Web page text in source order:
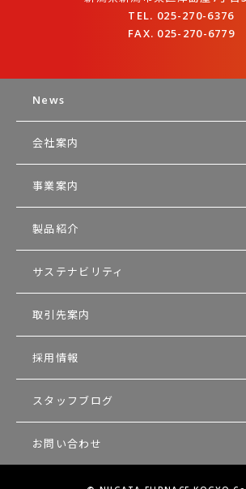
TEL. 025-270-6376
FAX. 025-270-6779
News
会社案内
事業案内
製品紹介
サステナビリティ
取引先案内
採用情報
スタッフブログ
お問い合わせ